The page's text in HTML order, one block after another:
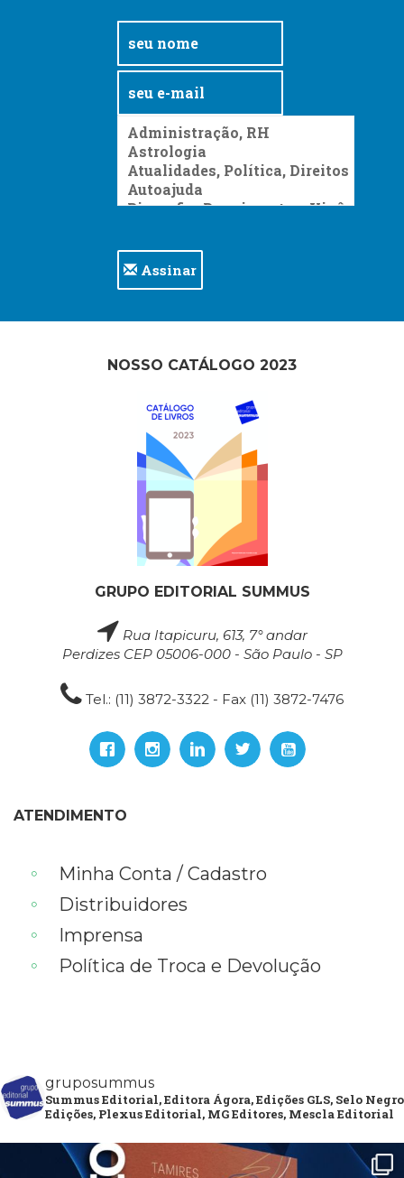
Assinar
NOSSO CATÁLOGO 2023
GRUPO EDITORIAL SUMMUS
Rua Itapicuru, 613, 7° andar
Perdizes CEP 05006-000 - São Paulo - SP
Tel.: (11) 3872-3322 - Fax (11) 3872-7476
ATENDIMENTO
Minha Conta / Cadastro
Distribuidores
Imprensa
Política de Troca e Devolução
gruposummus
Summus Editorial, Editora Ágora, Edições GLS, Selo Negro
Edições, Plexus Editorial, MG Editores, Mescla Editorial